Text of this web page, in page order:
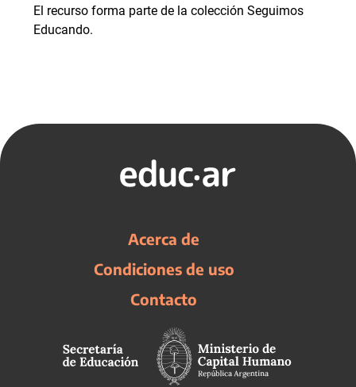
El recurso forma parte de la colección Seguimos
Educando.
Acerca de
Condiciones de uso
Contacto